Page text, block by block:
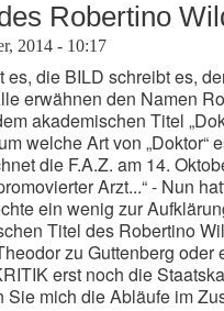
Robertino
2014 - 10:17
es, die BILD schreibt es,
erwähnen den Namen
akademischen Titel
welche Art von
die F.A.Z. am 14.
Arzt...“ - Nun
ein wenig zur
Titel des Robertino
zu Guttenberg
erst noch die
Sie mich die Abläufe im